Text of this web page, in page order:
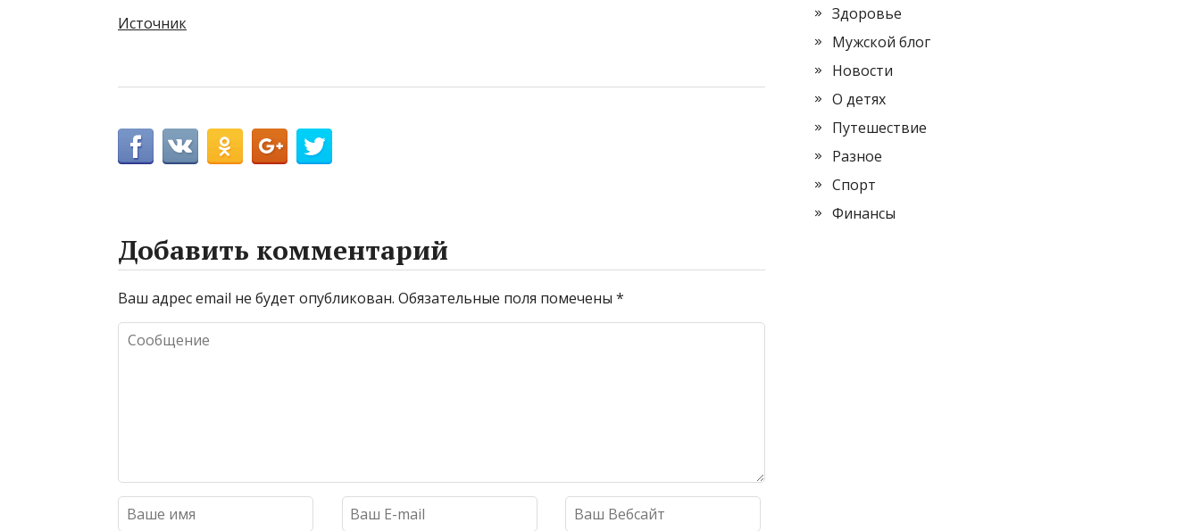
Источник
Добавить комментарий
Ваш адрес email не будет опубликован. Обязательные поля помечены *
Здоровье
Мужской блог
Новости
О детях
Путешествие
Разное
Спорт
Финансы